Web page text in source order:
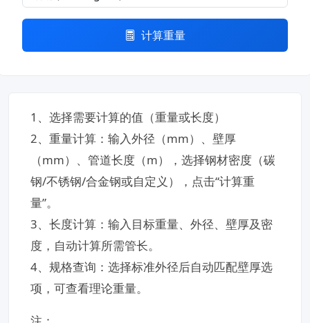
计算重量
1、选择需要计算的值（重量或长度）
2、重量计算​：输入外径（mm）、壁厚
（mm）、管道长度（m），选择钢材密度（碳
钢/不锈钢/合金钢或自定义），点击“计算重
量”。
3、长度计算​：输入目标重量、外径、壁厚及密
度，自动计算所需管长。
4、​规格查询​：选择标准外径后自动匹配壁厚选
项，可查看理论重量。